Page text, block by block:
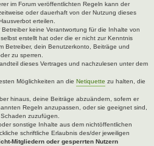
im Forum veröffentlichten Regeln kann der
oder dauerhaft von der Nutzung dieses
erteilen.
keine Verantwortung für die Inhalte von
erstellt hat oder die er nicht zur Kenntnis
Betreiber, dein Benutzerkonto, Beiträge und
zu sperren.
dieses Vertrages und nachzulesen unter dem
Möglichkeiten an die Netiquette zu halten, die
hinaus, deine Beiträge abzuändern, sofern er
Regeln anzupassen, oder sie geeignet sind,
zuzufügen.
sonstige Inhalte aus dem nichtöffentlichen
schriftliche Erlaubnis des/der jeweiligen
Mitgliedern oder gesperrten Nutzern